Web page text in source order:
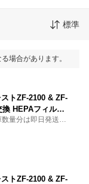
標準
場合があります。
トZF-2100 & ZF-
HEPAフィルタ
【送料無料】
量分は即日発送！
）
トZF-2100 & ZF-